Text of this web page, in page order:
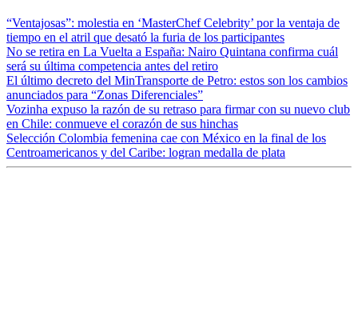
“Ventajosas”: molestia en ‘MasterChef Celebrity’ por la ventaja de
tiempo en el atril que desató la furia de los participantes
No se retira en La Vuelta a España: Nairo Quintana confirma cuál
será su última competencia antes del retiro
El último decreto del MinTransporte de Petro: estos son los cambios
anunciados para “Zonas Diferenciales”
Vozinha expuso la razón de su retraso para firmar con su nuevo club
en Chile: conmueve el corazón de sus hinchas
Selección Colombia femenina cae con México en la final de los
Centroamericanos y del Caribe: logran medalla de plata